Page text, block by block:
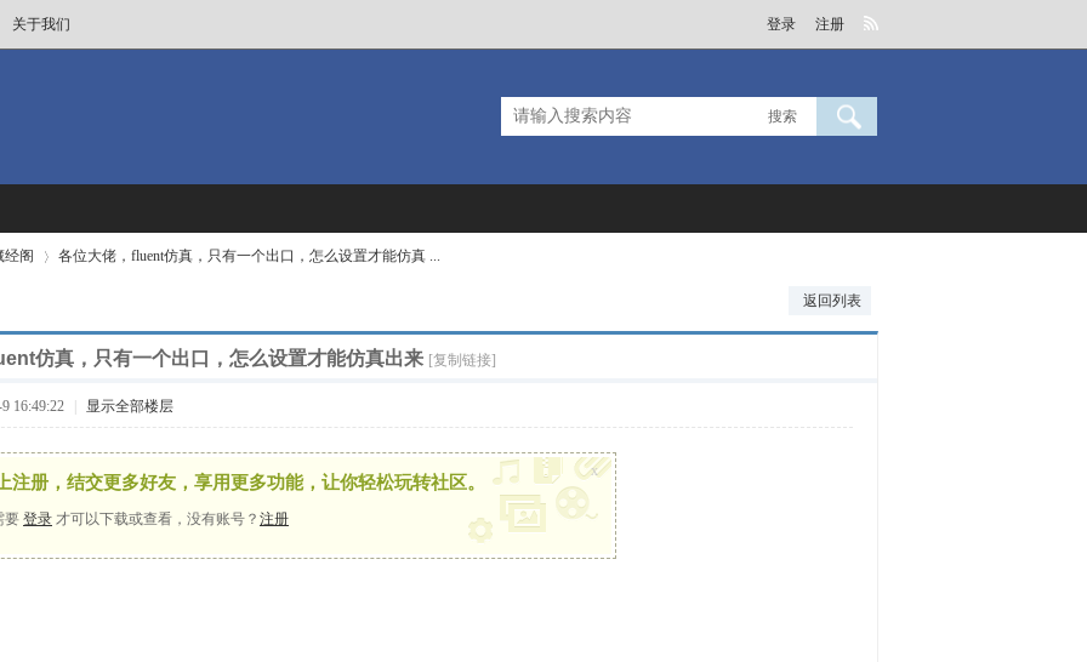
关于我们 登录 注册
搜索
经阁
›
各位大佬，fluent仿真，只有一个出口，怎么设置才能仿真 ...
返回列表
仿真，只有一个出口，怎么设置才能仿真出来 [复制链接]
16:49:22 显示全部楼层
注册，结交更多好友，享用更多功能，让你轻松玩转社区。
要 登录 才可以下载或查看，没有账号？ 注册
x